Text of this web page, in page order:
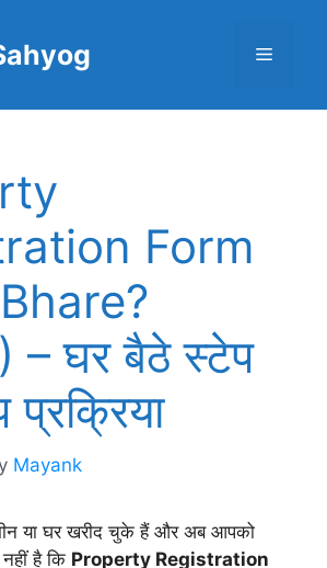
Menu
Form
– घर बैठे स्टेप
प्रक्रिया
Mayank
या घर खरीद चुके हैं और अब आपको
है कि Property Registration